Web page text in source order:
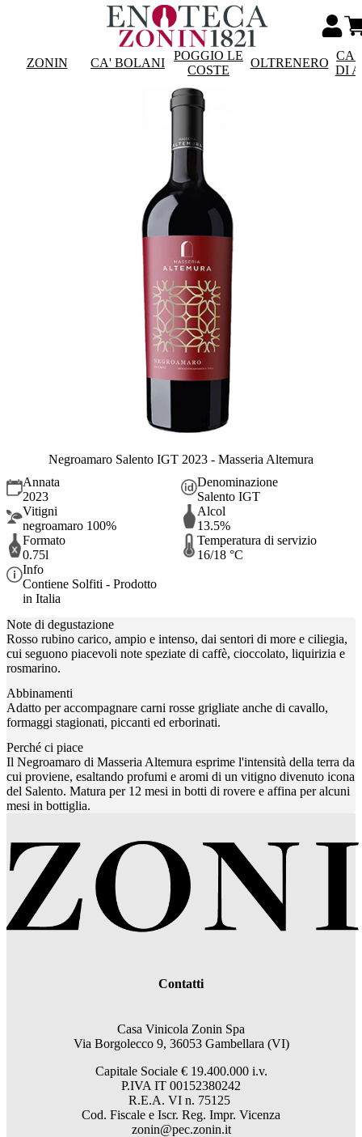
ZONIN CA' BOLANI
POGGIO LE
COSTE
OLTRENERO
DI
Negroamaro Salento IGT 2023 - Masseria Altemura
Annata
2023
Denominazione
Salento IGT
Vitigni
negroamaro 100%
Alcol
13.5%
Formato
0.75l
Temperatura di servizio
16/18 °C
Info
Contiene Solfiti - Prodotto
in Italia
Note di degustazione
Rosso rubino carico, ampio e intenso, dai sentori di more e ciliegia,
cui seguono piacevoli note speziate di caffè, cioccolato, liquirizia e
rosmarino.
Abbinamenti
Adatto per accompagnare carni rosse grigliate anche di cavallo,
formaggi stagionati, piccanti ed erborinati.
Perché ci piace
Il Negroamaro di Masseria Altemura esprime l'intensità della terra da
cui proviene, esaltando profumi e aromi di un vitigno divenuto icona
del Salento. Matura per 12 mesi in botti di rovere e affina per alcuni
mesi in bottiglia.
Contatti
Casa Vinicola Zonin Spa
Via Borgolecco 9, 36053 Gambellara (VI)
Capitale Sociale € 19.400.000 i.v.
P.IVA IT 00152380242
R.E.A. VI n. 75125
Cod. Fiscale e Iscr. Reg. Impr. Vicenza
zonin@pec.zonin.it